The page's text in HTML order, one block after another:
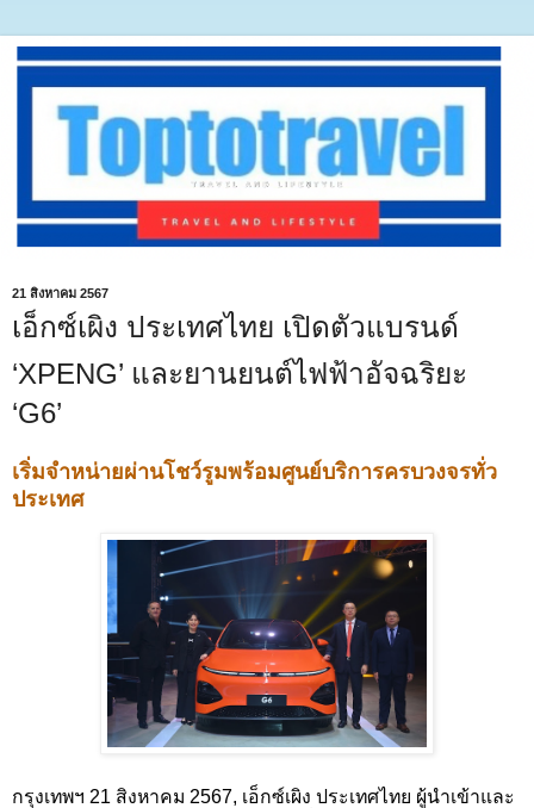
21 สิงหาคม 2567
เอ็กซ์เผิง ประเทศไทย เปิดตัวแบรนด์
‘XPENG’ และยานยนต์ไฟฟ้าอัจฉริยะ
‘G6’
เริ่มจำหน่ายผ่านโชว์รูมพร้อมศูนย์บริการครบวงจรทั่ว
ประเทศ
กรุงเทพฯ 21 สิงหาคม 2567, เอ็กซ์เผิง ประเทศไทย ผู้นำเข้าและ